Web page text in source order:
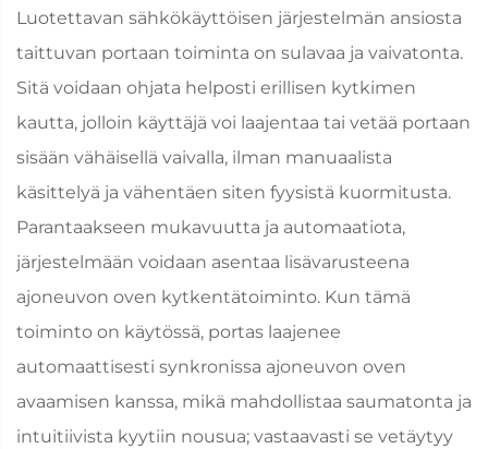
Luotettavan sähkökäyttöisen järjestelmän ansiosta
taittuvan portaan toiminta on sulavaa ja vaivatonta.
Sitä voidaan ohjata helposti erillisen kytkimen
kautta, jolloin käyttäjä voi laajentaa tai vetää portaan
sisään vähäisellä vaivalla, ilman manuaalista
käsittelyä ja vähentäen siten fyysistä kuormitusta.
Parantaakseen mukavuutta ja automaatiota,
järjestelmään voidaan asentaa lisävarusteena
ajoneuvon oven kytkentätoiminto. Kun tämä
toiminto on käytössä, portas laajenee
automaattisesti synkronissa ajoneuvon oven
avaamisen kanssa, mikä mahdollistaa saumatonta ja
intuitiivista kyytiin nousua; vastaavasti se vetäytyy